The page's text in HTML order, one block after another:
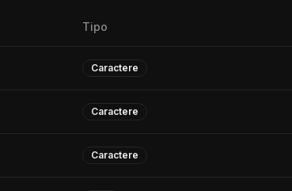
Tipo
Caractere
Caractere
Caractere